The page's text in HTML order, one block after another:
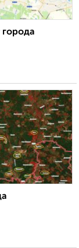
города